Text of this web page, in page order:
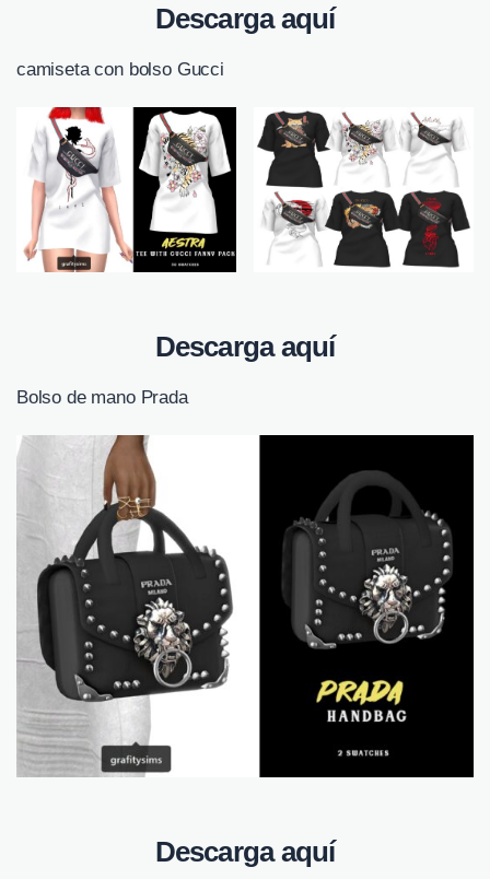
Descarga aquí
camiseta con bolso Gucci
Descarga aquí
Bolso de mano Prada
Descarga aquí